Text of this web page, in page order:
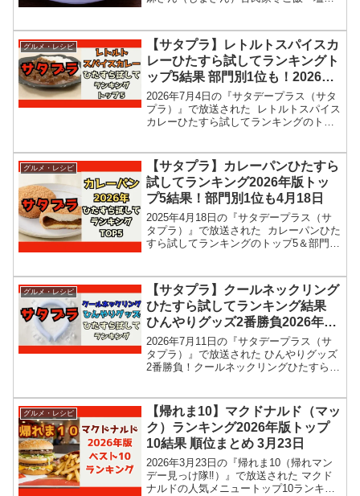
ドキュメント続編！新居改装プロジェク
トに、今回はト...
グルメ・レシピ
【サタプラ】レトルトスパイスカ
レーひたすら試してランキングト
ップ5結果 部門別1位も！2026年
7月4日
2026年7月4日の『サタデープラス（サタ
プラ）』で放送された レトルトスパイス
カレーひたすら試してランキングのトッ
最新情報をもとに、コンビニ、スーパー
などで買える...
グルメ・レシピ
【サタプラ】カレーパンひたすら
試してランキング2026年版トッ
プ5結果！部門別1位も4月18日
2025年4月18日の『サタデープラス（サ
タプラ）』で放送された カレーパンひた
すら試してランキングのトップ5＆部門別
とに、コンビニ、スーパーなどで買える
11種類...
グルメ・レシピ
【サタプラ】クールネックリング
ひたすら試してランキング結果
ひんやりグッズ2番勝負2026年7
月11日
2026年7月11日の『サタデープラス（サ
タプラ）』で放送された ひんやりグッズ
2番勝負！クールネックリングひたすら試
最新情報をもとに、人気生活雑貨のひん
やりグッズ２番...
グルメ・レシピ
【帰れま10】マクドナルド（マッ
ク）ランキング2026年版トップ
10結果 順位まとめ 3月23日
2026年3月23日の『帰れま10（帰れマン
デー見っけ隊‼︎）』で放送された マクド
ナルドの人気メニュートップ10ランキン